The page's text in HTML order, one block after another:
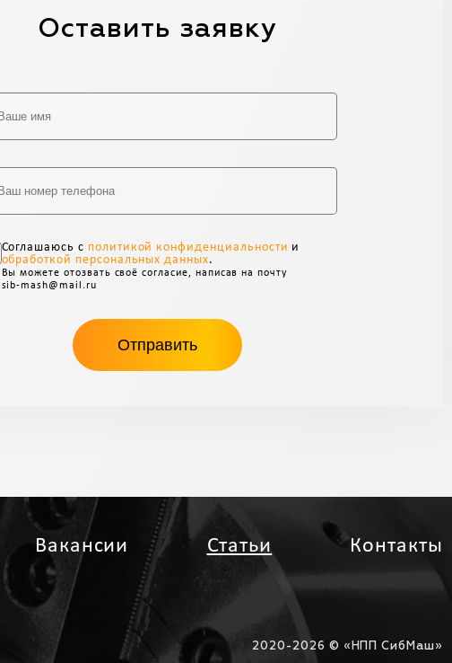
Оставить заявку
Соглашаюсь с политикой конфиденциальности и
обработкой персональных данных.
Вы можете отозвать своё согласие, написав на почту
sib-mash@mail.ru
Вакансии Статьи Контакты
2020- 2026 © «НПП СибМаш»